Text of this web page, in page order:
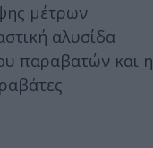
μέτρων
αλυσίδα
παραβατών και η